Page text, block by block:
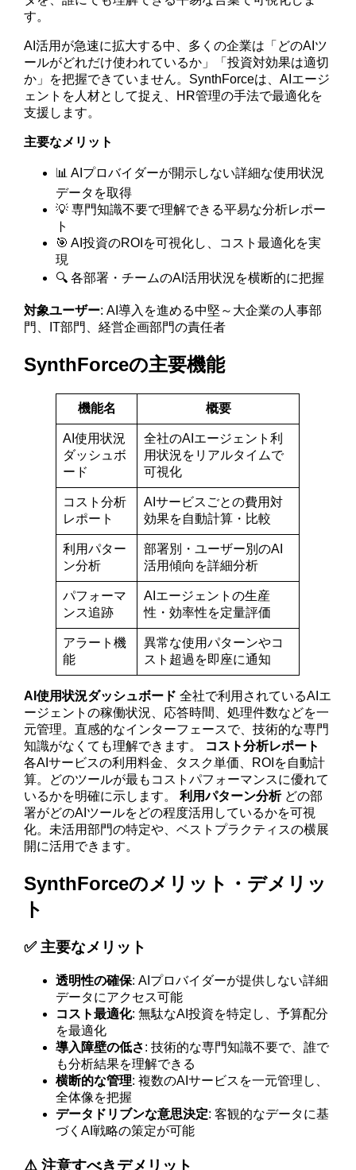
す。
AI活用が急速に拡大する中、多くの企業は「どのAIツ
ールがどれだけ使われているか」「投資対効果は適切
か」を把握できていません。SynthForceは、AIエージ
ェントを人材として捉え、HR管理の手法で最適化を
支援します。
主要なメリット
📊 AIプロバイダーが開示しない詳細な使用状況
データを取得
💡 専門知識不要で理解できる平易な分析レポー
ト
🎯 AI投資のROIを可視化し、コスト最適化を実
現
🔍 各部署・チームのAI活用状況を横断的に把握
対象ユーザー: AI導入を進める中堅～大企業の人事部
門、IT部門、経営企画部門の責任者
SynthForceの主要機能
機能名 概要
AI使用状況
ダッシュボ
ード
全社のAIエージェント利
用状況をリアルタイムで
可視化
コスト分析
レポート
AIサービスごとの費用対
効果を自動計算・比較
利用パター
ン分析
部署別・ユーザー別のAI
活用傾向を詳細分析
パフォーマ
ンス追跡
AIエージェントの生産
性・効率性を定量評価
アラート機
能
異常な使用パターンやコ
スト超過を即座に通知
AI使用状況ダッシュボード 全社で利用されているAIエ
ージェントの稼働状況、応答時間、処理件数などを一
元管理。直感的なインターフェースで、技術的な専門
知識がなくても理解できます。 コスト分析レポート
各AIサービスの利用料金、タスク単価、ROIを自動計
算。どのツールが最もコストパフォーマンスに優れて
いるかを明確に示します。利用パターン分析どの部
署がどのAIツールをどの程度活用しているかを可視
化。未活用部門の特定や、ベストプラクティスの横展
開に活用できます。
SynthForceのメリット・デメリッ
ト
✅ 主要なメリット
透明性の確保: AIプロバイダーが提供しない詳細
データにアクセス可能
コスト最適化: 無駄なAI投資を特定し、予算配分
を最適化
導入障壁の低さ: 技術的な専門知識不要で、誰で
も分析結果を理解できる
横断的な管理: 複数のAIサービスを一元管理し、
全体像を把握
データドリブンな意思決定: 客観的なデータに基
づくAI戦略の策定が可能
⚠️ 注意すべきデメリット